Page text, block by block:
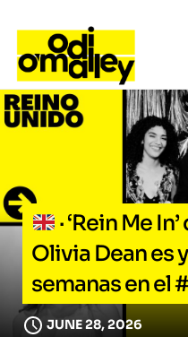
· ‘Rein Me
Olivia Dean es
semanas en el
JUNE 28, 2026